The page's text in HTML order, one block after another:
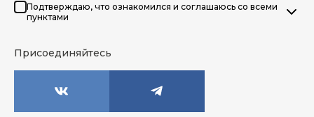
Подтверждаю, что ознакомился и соглашаюсь со всеми
пунктами
Присоединяйтесь